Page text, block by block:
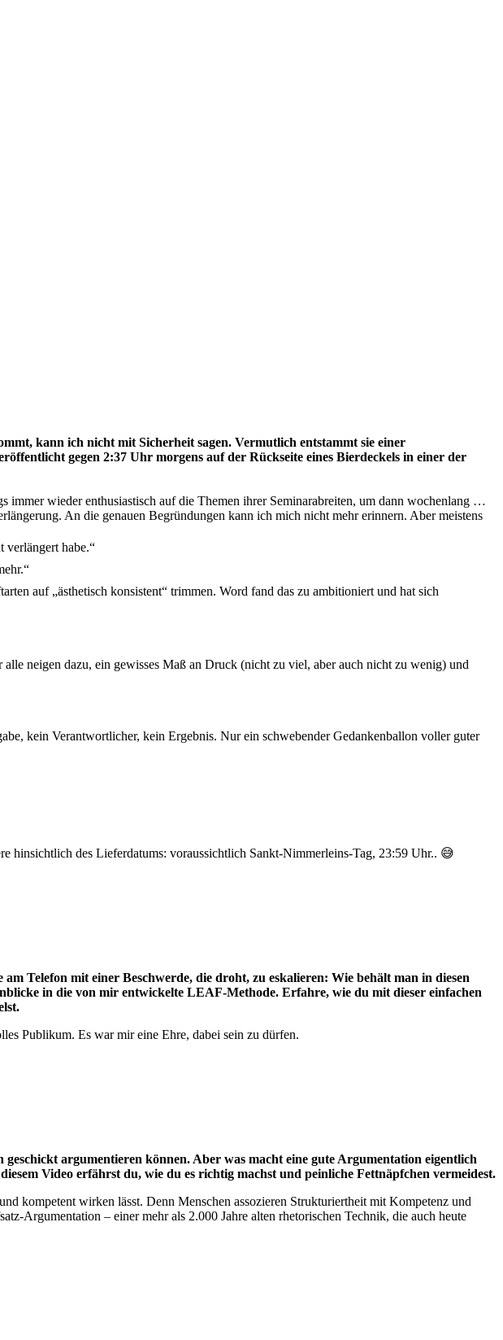
kann ich nicht mit Sicherheit sagen. Vermutlich entstammt sie einer
gegen 2:37 Uhr morgens auf der Rückseite eines Bierdeckels in einer der
wieder enthusiastisch auf die Themen ihrer Seminarabreiten, um dann wochenlang …
An die genauen Begründungen kann ich mich nicht mehr erinnern. Aber meistens
verlängert habe.“
auf „ästhetisch konsistent“ trimmen. Word fand das zu ambitioniert und hat sich
neigen dazu, ein gewisses Maß an Druck (nicht zu viel, aber auch nicht zu wenig) und
kein Verantwortlicher, kein Ergebnis. Nur ein schwebender Gedankenballon voller guter
hinsichtlich des Lieferdatums: voraussichtlich Sankt-Nimmerleins-Tag, 23:59 Uhr.. 😅
Telefon mit einer Beschwerde, die droht, zu eskalieren: Wie behält man in diesen
in die von mir entwickelte LEAF-Methode. Erfahre, wie du mit dieser einfachen
Publikum. Es war mir eine Ehre, dabei sein zu dürfen.
argumentieren können. Aber was macht eine gute Argumentation eigentlich
Video erfährst du, wie du es richtig machst und peinliche Fettnäpfchen vermeidest.
kompetent wirken lässt. Denn Menschen assozieren Strukturiertheit mit Kompetenz und
Argumentation – einer mehr als 2.000 Jahre alten rhetorischen Technik, die auch heute